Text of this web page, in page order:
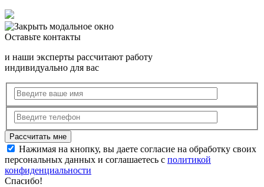
Оставьте контакты
и наши эксперты рассчитают работу
индивидуально для вас
Нажимая на кнопку, вы даете согласие на обработку своих
персональных данных и соглашаетесь с политикой
конфиденциальности
Спасибо!